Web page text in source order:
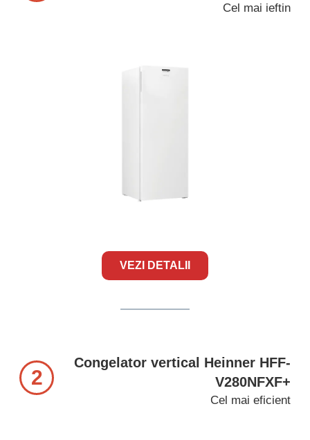
Cel mai ieftin
VEZI DETALII
2
Congelator vertical Heinner HFF-
V280NFXF+
Cel mai eficient